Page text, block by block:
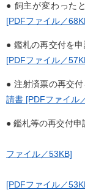
● 飼主が
[PDFファイル／
● 鑑札の再交
[PDFファイル／
● 注射済票の再
請書 [PDFファイル
● 鑑札等の再交付
ファイル／53KB]
[PDFファイル／